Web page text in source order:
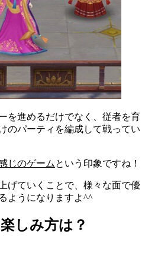
を進めるだけでなく、 従者を育
のパーティを編成して戦ってい
じのゲーム という印象ですね！
げていくことで、様々な面で優
ようになりますよ^^
しみ方は？